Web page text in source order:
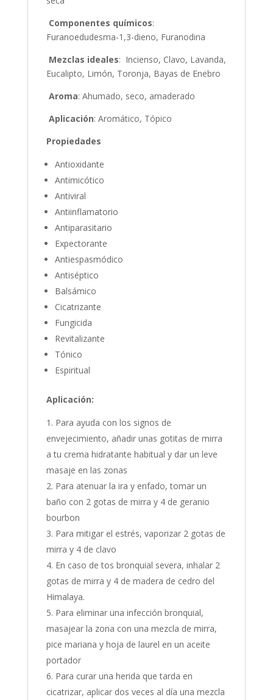
Componentes químicos:
Furanoedudesma-1,3-dieno, Furanodina
Mezclas ideales: Incienso, Clavo, Lavanda,
Eucalipto, Limón, Toronja, Bayas de Enebro
Aroma: Ahumado, seco, amaderado
Aplicación: Aromático, Tópico
Propiedades
Antioxidante
Antimicótico
Antiviral
Antiinflamatorio
Antiparasitario
Expectorante
Antiespasmódico
Antiséptico
Balsámico
Cicatrizante
Fungicida
Revitalizante
Tónico
Espiritual
Aplicación:
Para ayuda con los signos de
envejecimiento, añadir unas gotitas de mirra
a tu crema hidratante habitual y dar un leve
masaje en las zonas
Para atenuar la ira y enfado, tomar un
baño con 2 gotas de mirra y 4 de geranio
bourbon
Para mitigar el estrés, vaporizar 2 gotas de
mirra y 4 de clavo
En caso de tos bronquial severa, inhalar 2
gotas de mirra y 4 de madera de cedro del
Himalaya.
Para eliminar una infección bronquial,
masajear la zona con una mezcla de mirra,
pice mariana y hoja de laurel en un aceite
portador
Para curar una herida que tarda en
cicatrizar, aplicar dos veces al día una mezcla